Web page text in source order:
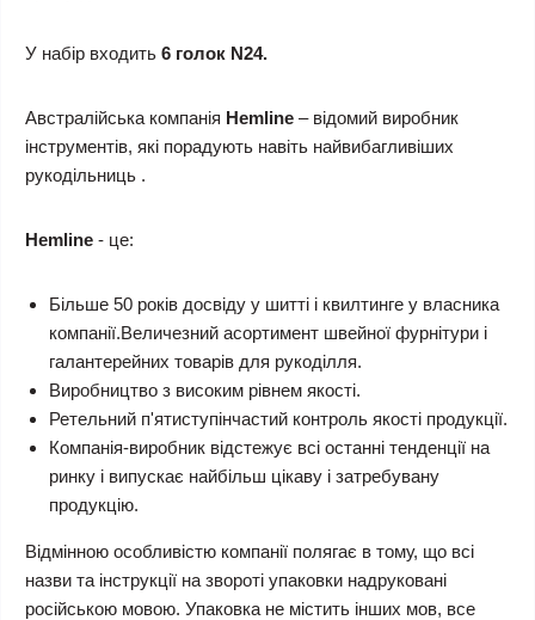
У набір входить 6 голок N24.
Австралійська компанія Hemline – відомий виробник
інструментів, які порадують навіть найвибагливіших
рукодільниць .
Hemline - це:
Більше 50 років досвіду у шитті і квилтинге у власника
компанії.Величезний асортимент швейної фурнітури і
галантерейних товарів для рукоділля.
Виробництво з високим рівнем якості.
Ретельний п'ятиступінчастий контроль якості продукції.
Компанія-виробник відстежує всі останні тенденції на
ринку і випускає найбільш цікаву і затребувану
продукцію.
Відмінною особливістю компанії полягає в тому, що всі
назви та інструкції на звороті упаковки надруковані
російською мовою. Упаковка не містить інших мов, все